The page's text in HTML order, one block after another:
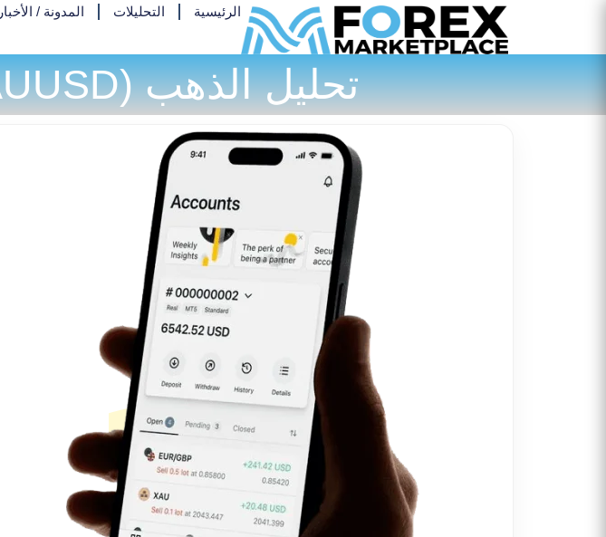
الرئيسية التحليلات المدونة / الأخبار
تحليل الذهب (XAUUSD) — 2 أكتوبر 2025